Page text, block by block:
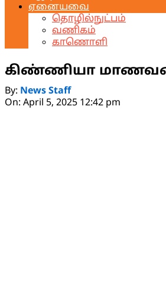
ஏனையவை
தொழில்நுட்பம்
வணிகம்
காணொளி
கிண்ணியா மாணவன்
By: News Staff
On: April 5, 2025 12:42 pm